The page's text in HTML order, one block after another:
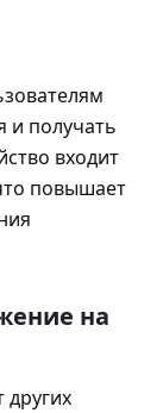
и получать
входит
повышает
на
других